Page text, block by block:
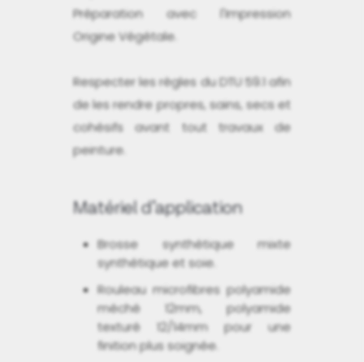
Préparation avec l'Impression
Origine Végétale.
Respecter les règles du DTU 59.1 afin
de les rendre propres, sains, secs et
cohésifs avant tout travaux de
peinture.
Matériel d’application
Brosse synthétique mixte
synthétique et soie.
Rouleau microfibres polyamide
méché 12mm, polyamide
texturé 12/14mm pour une
finition plus soignée.